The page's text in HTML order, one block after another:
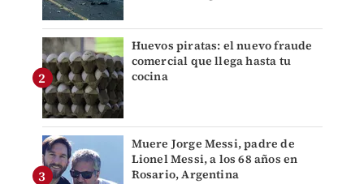
Huevos piratas: el nuevo fraude
comercial que llega hasta tu
cocina
Muere Jorge Messi, padre de
Lionel Messi, a los 68 años en
Rosario, Argentina